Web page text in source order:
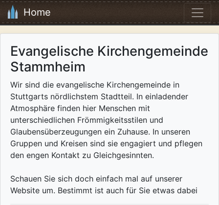
Home
Evangelische Kirchengemeinde
Stammheim
Wir sind die evangelische Kirchengemeinde in
Stuttgarts nördlichstem Stadtteil. In einladender
Atmosphäre finden hier Menschen mit
unterschiedlichen Frömmigkeitsstilen und
Glaubensüberzeugungen ein Zuhause. In unseren
Gruppen und Kreisen sind sie engagiert und pflegen
den engen Kontakt zu Gleichgesinnten.
Schauen Sie sich doch einfach mal auf unserer
Website um. Bestimmt ist auch für Sie etwas dabei